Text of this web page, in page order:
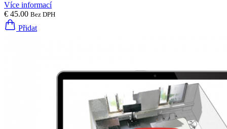
Více informací
€ 45.00 Bez DPH
Přidat